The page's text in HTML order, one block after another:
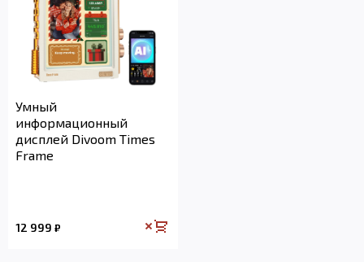
Умный
информационный
дисплей Divoom Times
Frame
12 999 ₽